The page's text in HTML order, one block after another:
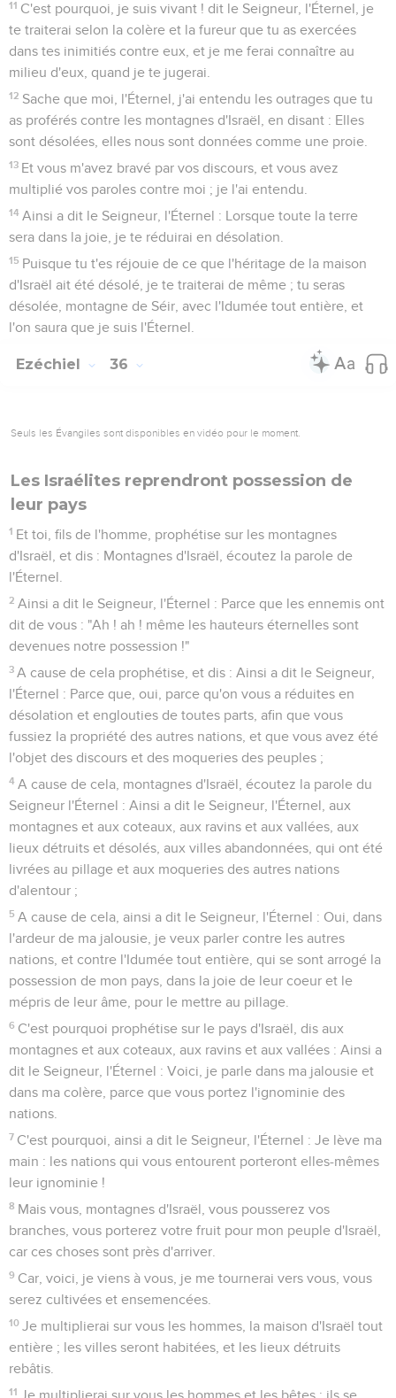
11 C'est pourquoi, je suis vivant ! dit le Seigneur, l'Éternel, je
te traiterai selon la colère et la fureur que tu as exercées
dans tes inimitiés contre eux, et je me ferai connaître au
milieu d'eux, quand je te jugerai.
12 Sache que moi, l'Éternel, j'ai entendu les outrages que tu
as proférés contre les montagnes d'Israël, en disant : Elles
sont désolées, elles nous sont données comme une proie.
13 Et vous m'avez bravé par vos discours, et vous avez
multiplié vos paroles contre moi ; je l'ai entendu.
14 Ainsi a dit le Seigneur, l'Éternel : Lorsque toute la terre
sera dans la joie, je te réduirai en désolation.
15 Puisque tu t'es réjouie de ce que l'héritage de la maison
d'Israël ait été désolé, je te traiterai de même ; tu seras
désolée, montagne de Séir, avec l'Idumée tout entière, et
l'on saura que je suis l'Éternel.
Ezéchiel 36
Seuls les Évangiles sont disponibles en vidéo pour le moment.
Les Israélites reprendront possession de
leur pays
1 Et toi, fils de l'homme, prophétise sur les montagnes
d'Israël, et dis : Montagnes d'Israël, écoutez la parole de
l'Éternel.
2 Ainsi a dit le Seigneur, l'Éternel : Parce que les ennemis ont
dit de vous : "Ah ! ah ! même les hauteurs éternelles sont
devenues notre possession !"
3 A cause de cela prophétise, et dis : Ainsi a dit le Seigneur,
l'Éternel : Parce que, oui, parce qu'on vous a réduites en
désolation et englouties de toutes parts, afin que vous
fussiez la propriété des autres nations, et que vous avez été
l'objet des discours et des moqueries des peuples ;
4 A cause de cela, montagnes d'Israël, écoutez la parole du
Seigneur l'Éternel : Ainsi a dit le Seigneur, l'Éternel, aux
montagnes et aux coteaux, aux ravins et aux vallées, aux
lieux détruits et désolés, aux villes abandonnées, qui ont été
livrées au pillage et aux moqueries des autres nations
d'alentour ;
5 A cause de cela, ainsi a dit le Seigneur, l'Éternel : Oui, dans
l'ardeur de ma jalousie, je veux parler contre les autres
nations, et contre l'Idumée tout entière, qui se sont arrogé la
possession de mon pays, dans la joie de leur coeur et le
mépris de leur âme, pour le mettre au pillage.
6 C'est pourquoi prophétise sur le pays d'Israël, dis aux
montagnes et aux coteaux, aux ravins et aux vallées : Ainsi a
dit le Seigneur, l'Éternel : Voici, je parle dans ma jalousie et
dans ma colère, parce que vous portez l'ignominie des
nations.
7 C'est pourquoi, ainsi a dit le Seigneur, l'Éternel : Je lève ma
main : les nations qui vous entourent porteront elles-mêmes
leur ignominie !
8 Mais vous, montagnes d'Israël, vous pousserez vos
branches, vous porterez votre fruit pour mon peuple d'Israël,
car ces choses sont près d'arriver.
9 Car, voici, je viens à vous, je me tournerai vers vous, vous
serez cultivées et ensemencées.
10 Je multiplierai sur vous les hommes, la maison d'Israël tout
entière ; les villes seront habitées, et les lieux détruits
rebâtis.
11 Je multiplierai sur vous les hommes et les bêtes ; ils se